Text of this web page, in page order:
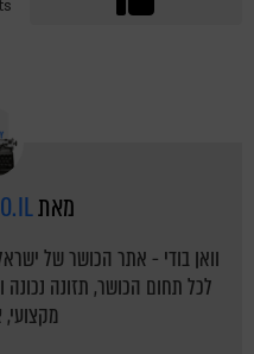
מאת
וואן בודי - אתר הכושר של
לכל תחום הכושר, תזונה נכונה
מקצועי,